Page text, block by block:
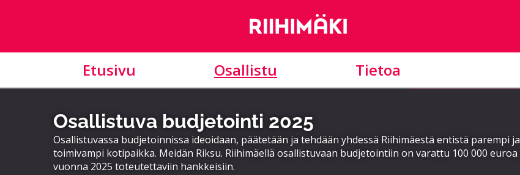
Etusivu Osallistu Tietoa
Osallistuva budjetointi 2025
Osallistuvassa budjetoinnissa ideoidaan, päätetään ja tehdään yhdessä Riihimäestä entistä parempi ja
toimivampi kotipaikka. Meidän Riksu. Riihimäellä osallistuvaan budjetointiin on varattu 100 000 euroa
vuonna 2025 toteutettaviin hankkeisiin.